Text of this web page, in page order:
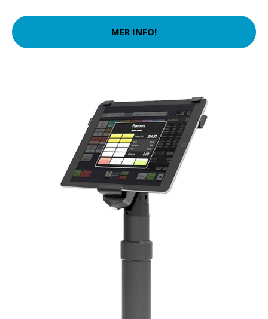
MER INFO!